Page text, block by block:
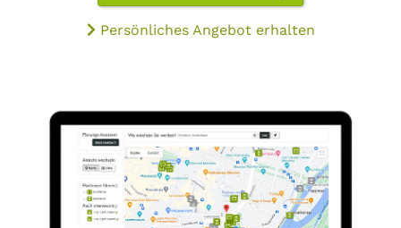
Persönliches Angebot erhalten